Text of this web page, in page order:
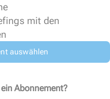
mit den
auswählen
Abonnement?